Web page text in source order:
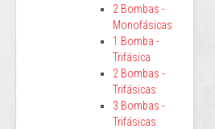
2 Bombas -
Monofásicas
1 Bomba -
Trifásica
2 Bombas -
Trifásicas
3 Bombas -
Trifásicas